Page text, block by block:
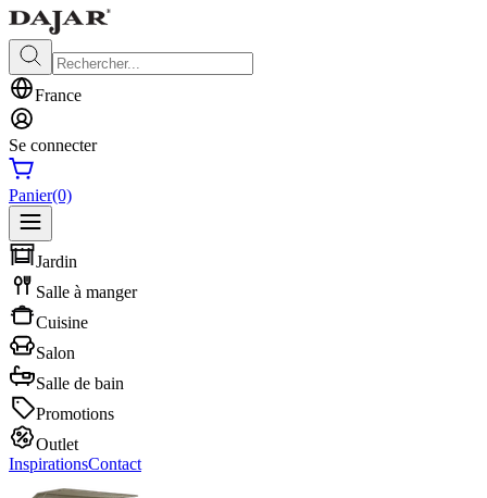
France
Se connecter
Panier(0)
Jardin
Salle à manger
Cuisine
Salon
Salle de bain
Promotions
Outlet
InspirationsContact